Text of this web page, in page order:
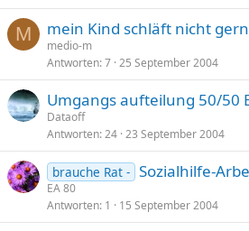
M mein Kind schläft nicht
medio-m
Antworten 7 25 September 2004
Umgangs aufteilung 50/50
Dataoff
Antworten 24 23 September 2004
brauche Rat - Sozialhilfe-
EA 80
Antworten 1 15 September 2004